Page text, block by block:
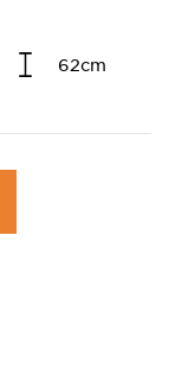
62cm